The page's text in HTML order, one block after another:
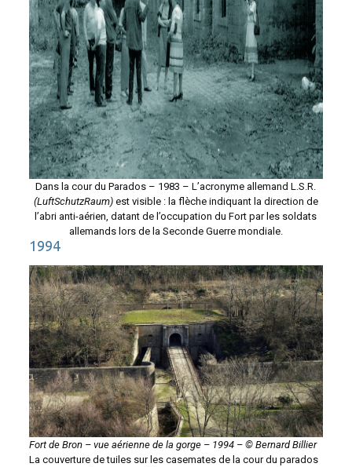
Dans la cour du Parados – 1983 – L’acronyme allemand L.S.R.
(LuftSchutzRaum)est visible : la flèche indiquant la direction de
l’abri anti-aérien, datant de l’occupation du Fort par les soldats
allemands lors de la Seconde Guerre mondiale.
1994
Fort de Bron – vue aérienne de la gorge – 1994 – © Bernard Billier
La couverture de tuiles sur les casemates de la cour du parados